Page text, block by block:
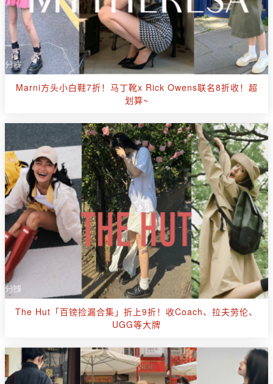
Marni方头小白鞋7折！马丁靴x Rick Owens联名8折收！超
划算~
The Hut「百镑捡漏合集」折上9折！收Coach、拉夫劳伦、
UGG等大牌